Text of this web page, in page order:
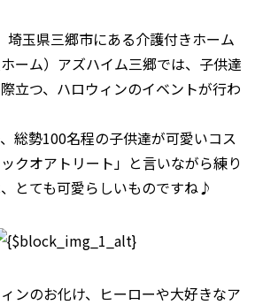
埼玉県三郷市にある介護付きホーム
ホーム）アズハイム三郷では、子供達
立つ、ハロウィンのイベントが行わ
総勢100名程の子供達が可愛いコス
クオアトリート」と言いながら練り
とても可愛らしいものですね♪
ンのお化け、ヒーローや大好きなア